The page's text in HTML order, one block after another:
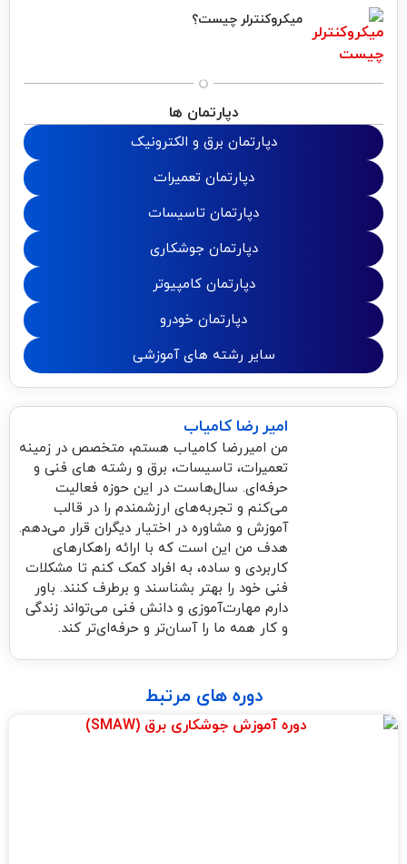
میکروکنترلر چیست؟
دپارتمان ها
دپارتمان برق و الکترونیک
دپارتمان تعمیرات
دپارتمان تاسیسات
دپارتمان جوشکاری
دپارتمان کامپیوتر
دپارتمان خودرو
سایر رشته های آموزشی
امیر رضا کامیاب
من امیررضا کامیاب هستم، متخصص در زمینه
تعمیرات، تاسیسات، برق و رشته های فنی و
حرفه‌ای. سال‌هاست در این حوزه فعالیت
می‌کنم و تجربه‌های ارزشمندم را در قالب
آموزش و مشاوره در اختیار دیگران قرار می‌دهم.
هدف من این است که با ارائه راهکارهای
کاربردی و ساده، به افراد کمک کنم تا مشکلات
فنی خود را بهتر بشناسند و برطرف کنند. باور
دارم مهارت‌آموزی و دانش فنی می‌تواند زندگی
و کار همه ما را آسان‌تر و حرفه‌ای‌تر کند.
دوره های مرتبط